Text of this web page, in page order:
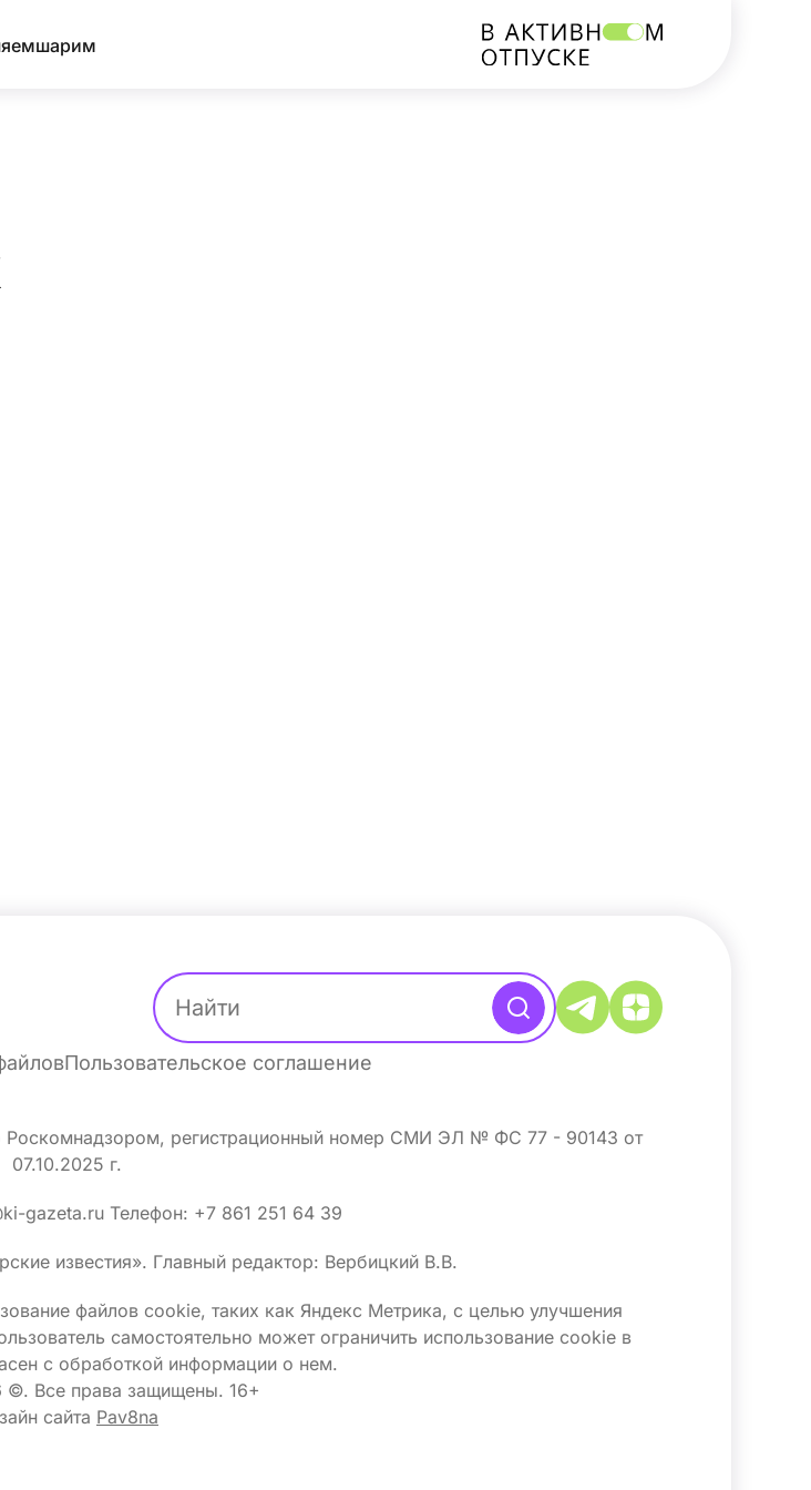
шарим
Пользовательское соглашение
Роскомнадзором, регистрационный номер СМИ ЭЛ № ФС 77 - 90143 от
07.10.2025 г.
gazeta.ru Телефон: +7 861 251 64 39
известия». Главный редактор: Вербицкий В.В.
файлов сооkіе, таких как Яндекс Метрика, с целью улучшения
самостоятельно может ограничить использование сооkіе в
с обработкой информации о нем.
©. Все права защищены. 16+
сайта Pav8na